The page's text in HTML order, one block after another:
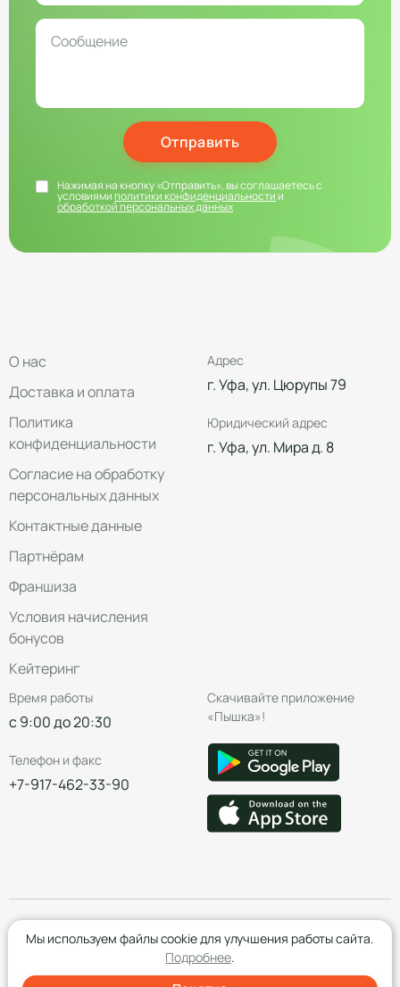
Отправить
Нажимая на кнопку «Отправить», вы соглашаетесь с
условиямиполитики конфиденциальностии
обработкой персональных данных
О нас
Доставка и оплата
Политика
конфиденциальности
Согласие на обработку
персональных данных
Контактные данные
Партнёрам
Франшиза
Условия начисления
бонусов
Кейтеринг
Адрес
г. Уфа, ул. Цюрупы 79
Юридический адрес
г. Уфа, ул. Мира д. 8
Время работы
с 9:00 до 20:30
Телефон и факс
+7-917-462-33-90
Скачивайте приложение
«Пышка»!
Мы используем файлы cookie для улучшения работы сайта.
Подробнее.